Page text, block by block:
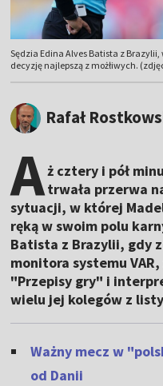
Sędzia Edina Alves Batista z
decyzję najlepszą z możłiwych.
Rafał
Aż cztery i pół
trwała przerwa
sytuacji, w której
ręką w swoim polu
Batista z Brazylii, gdy
monitora systemu
"Przepisy gry" i
wielu jej kolegów z listy
Ważny mecz w
od Danii